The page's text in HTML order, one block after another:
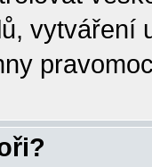
vytváření